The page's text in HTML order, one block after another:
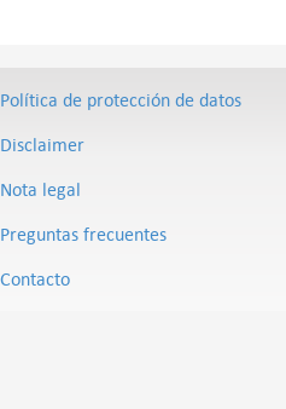
Política de protección de datos
Disclaimer
Nota legal
Preguntas frecuentes
Contacto